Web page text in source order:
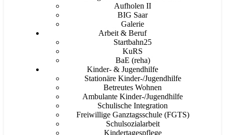
Aufholen II
BIG Saar
Galerie
Arbeit & Beruf
Startbahn25
KuRS
BaE (reha)
Kinder- & Jugendhilfe
Stationäre Kinder-/Jugendhilfe
Betreutes Wohnen
Ambulante Kinder-/Jugendhilfe
Schulische Integration
Freiwillige Ganztagsschule (FGTS)
Schulsozialarbeit
Kindertagespflege